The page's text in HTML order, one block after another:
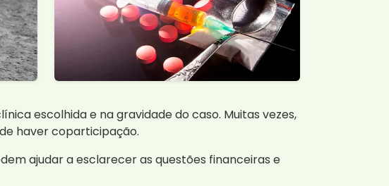
escolhida e na gravidade do caso. Muitas vezes,
haver coparticipação.
ajudar a esclarecer as questões financeiras e